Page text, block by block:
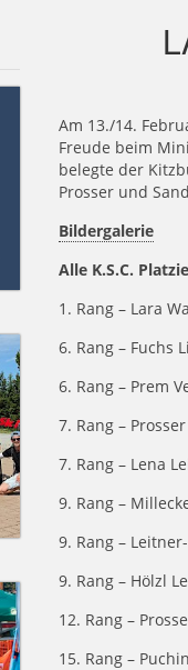
Am 13./14.
Freude beim
belegte der
Prosser und
Bildergalerie
Alle K.S.C.
1. Rang – Lara
6. Rang – Fuchs
6. Rang – Prem
7. Rang –
7. Rang – Lena
9. Rang –
9. Rang –
9. Rang – Hölzl
12. Rang –
15. Rang –